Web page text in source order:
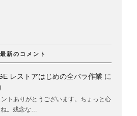
最新のコメント
レストアはじめの全バラ作業に
トありがとうございます。ちょっと心
ね。残念な…